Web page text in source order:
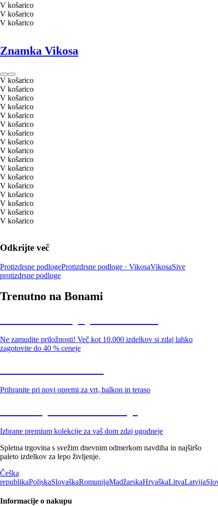
V košarico
V košarico
V košarico
Znamka Vikosa
V košarico
V košarico
V košarico
V košarico
V košarico
V košarico
V košarico
V košarico
V košarico
V košarico
V košarico
V košarico
V košarico
V košarico
V košarico
V košarico
V košarico
Odkrijte več
Protizdrsne podlogeProtizdrsne podloge · VikosaVikosaSive
protizdrsne podloge
Trenutno na Bonami
Ne zamudite priložnosti! Več kot 10.000 izdelkov si zdaj lahko
zagotovite do 40 % ceneje
Prihranite pri novi opremi za vrt, balkon in teraso
Izbrane premium kolekcije za vaš dom zdaj ugodneje
Spletna trgovina s svežim dnevnim odmerkom navdiha in najširšo
paleto izdelkov za lepo življenje.
Češka
republikaPoljskaSlovaškaRomunijaMadžarskaHrvaškaLitvaLatvija
Informacije o nakupu